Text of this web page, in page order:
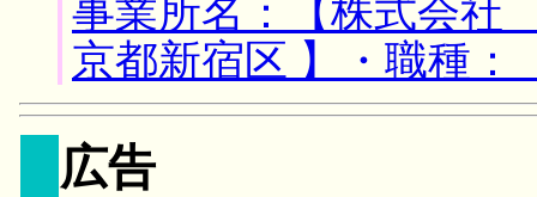
事業所名：【株式会
京都新宿区 】・職種：
広告